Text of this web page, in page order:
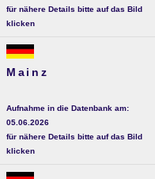
für nähere Details bitte auf das Bild
klicken
Mainz
Aufnahme in die Datenbank am:
05.06.2026
für nähere Details bitte auf das Bild
klicken